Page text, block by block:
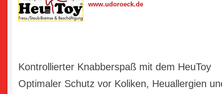
www.udoroeck.de
Kontrollierter Knabberspaß mit dem HeuToy
Optimaler Schutz vor Koliken, Heuallergien